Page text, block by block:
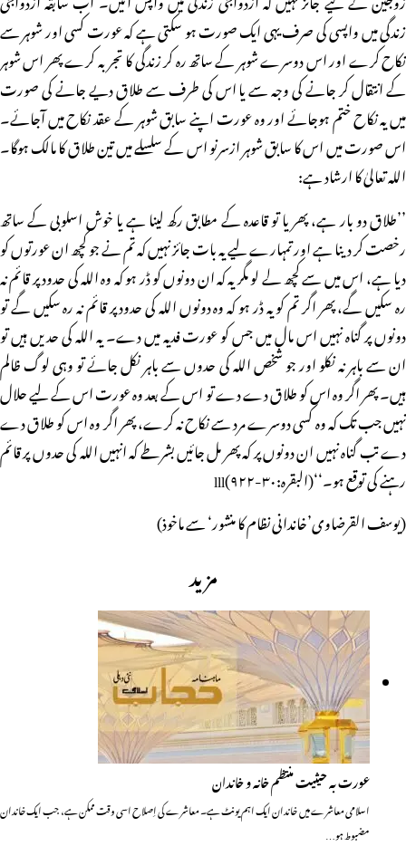
زندگی میں واپسی کی صرف یہی ایک صورت ہو سکتی ہے کہ عورت کسی اور شوہر سے
نکاح کرے اور اس دوسرے شوہر کے ساتھ رہ کر زندگی کا تجربہ کرے پھر اس شوہر
کے انتقال کر جانے کی وجہ سے یا اس کی طرف سے طلاق دیے جانے کی صورت
میں یہ نکاح ختم ہوجائے اور وہ عورت اپنے سابق شوہر کے عقد نکاح میں آجائے۔
اس صورت میں اس کا سابق شوہر ازسرنو اس کے سلسلے میں تین طلاق کا مالک ہوگا۔
اللہ تعالیٰ کا ارشاد ہے:
’’طلاق دو بار ہے، پھر یا تو قاعدہ کے مطابق رکھ لینا ہے یا خوش اسلوبی کے ساتھ
رخصت کر دینا ہے اور تمہارے لیے یہ بات جائز نہیں کہ تم نے جو کچھ ان عورتوں کو
دیا ہے، اس میں سے کچھ لے لو مگر یہ کہ ان دونوں کو ڈر ہو کہ وہ اللہ کی حدود پر قائم نہ
رہ سکیں گے، پھر اگر تم کو یہ ڈر ہو کہ وہ دونوں اللہ کی حدود پر قائم نہ رہ سکیں گے تو
دونوں پر گناہ نہیں اس مال میں جس کو عورت فدیہ میں دے۔ یہ اللہ کی حدیں ہیں تو
ان سے باہر نہ نکلو اور جو شخص اللہ کی حدوں سے باہر نکل جائے تو وہی لوگ ظالم
ہیں۔ پھر اگر وہ اس کو طلاق دے دے تو اس کے بعد وہ عورت اس کے لیے حلال
نہیں جب تک کہ وہ کسی دوسرے مرد سے نکاح نہ کرے، پھر اگر وہ اس کو طلاق دے
دے تب گناہ نہیں ان دونوں پر کہ پھر مل جائیں بشرطے کہ انہیں اللہ کی حدوں پر قائم
رہنے کی توقع ہو۔‘‘(البقرہ:۳۰-۹۲۲)lll
(یوسف القرضاوی’خاندانی نظام کا منشور‘ سے ماخوذ)
مزید
عورت بہ حیثیت منتظم خانہ و خاندان
اسلامی معاشرے میں خاندان ایک اہم یونٹ ہے۔ معاشرے کی اِصلاح اسی وقت ممکن ہے، جب ایک خاندان
مضبوط ہو…